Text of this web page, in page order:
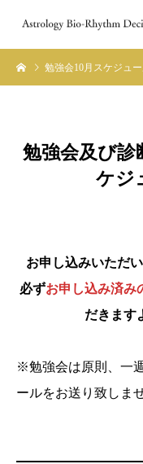
勉強会10月スケジュ
勉強会及び診
ケジ
お申し込みいただ
必ずお申し込み済み
だきます
※勉強会は原則、一
ールをお送り致しま